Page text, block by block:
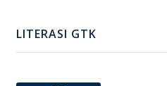
LITERASI GTK